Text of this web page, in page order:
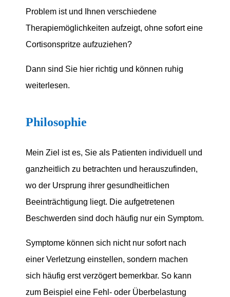
Problem ist und Ihnen verschiedene
Therapiemöglichkeiten aufzeigt, ohne sofort eine
Cortisonspritze aufzuziehen?
Dann sind Sie hier richtig und können ruhig
weiterlesen.
Philosophie
Mein Ziel ist es, Sie als Patienten individuell und
ganzheitlich zu betrachten und herauszufinden,
wo der Ursprung ihrer gesundheitlichen
Beeinträchtigung liegt. Die aufgetretenen
Beschwerden sind doch häufig nur ein Symptom.
Symptome können sich nicht nur sofort nach
einer Verletzung einstellen, sondern machen
sich häufig erst verzögert bemerkbar. So kann
zum Beispiel eine Fehl- oder Überbelastung